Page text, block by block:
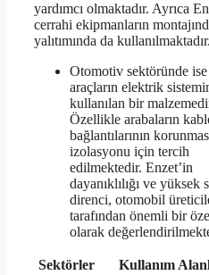
yardımcı olmaktadır. Ayrıca
cerrahi ekipmanların
yalıtımında da kullanılmaktadır.
Otomotiv sektöründe
araçların elektrik
kullanılan bir
Özellikle arabaların
bağlantılarının
izolasyonu için tercih
edilmektedir. Enzet’in
dayanıklılığı ve yüksek
direnci, otomobil
tarafından önemli bir
olarak
Sektörler Kullanım